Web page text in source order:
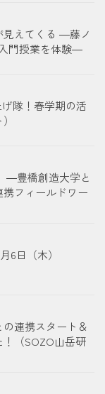
見えてくる ―藤ノ
門授業を体験―
隊！春学期の活
―豊橋創造大学と
フィールドワー
6日（木）
の連携スタート＆
（SOZO山岳研